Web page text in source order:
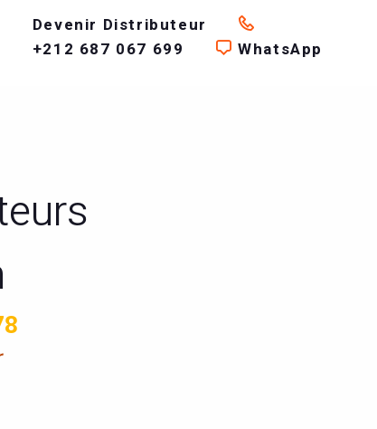
Devenir Distributeur
+212 687 067 699
WhatsApp